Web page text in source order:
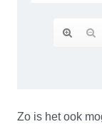
Zo is het ook